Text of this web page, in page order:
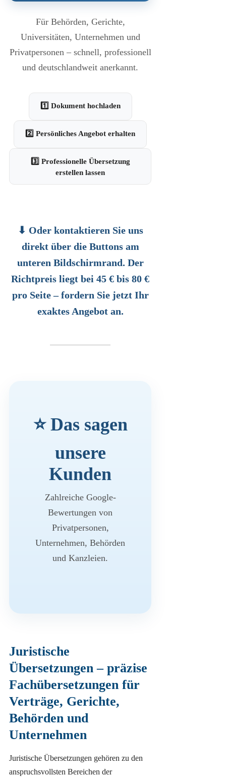
Für Behörden, Gerichte,
Universitäten, Unternehmen und
Privatpersonen – schnell, professionell
und deutschlandweit anerkannt.
1️⃣ Dokument hochladen
2️⃣ Persönliches Angebot erhalten
3️⃣ Professionelle Übersetzung
erstellen lassen
⬇ Oder kontaktieren Sie uns
direkt über die Buttons am
unteren Bildschirmrand. Der
Richtpreis liegt bei 45 € bis 80 €
pro Seite – fordern Sie jetzt Ihr
exaktes Angebot an.
⭐ Das sagen
unsere
Kunden
Zahlreiche Google-
Bewertungen von
Privatpersonen,
Unternehmen, Behörden
und Kanzleien.
Juristische
Übersetzungen – präzise
Fachübersetzungen für
Verträge, Gerichte,
Behörden und
Unternehmen
Juristische Übersetzungen gehören zu den
anspruchsvollsten Bereichen der